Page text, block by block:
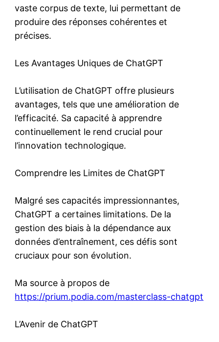
vaste corpus de texte, lui permettant de
produire des réponses cohérentes et
précises.
Les Avantages Uniques de ChatGPT
L’utilisation de ChatGPT offre plusieurs
avantages, tels que une amélioration de
l’efficacité. Sa capacité à apprendre
continuellement le rend crucial pour
l’innovation technologique.
Comprendre les Limites de ChatGPT
Malgré ses capacités impressionnantes,
ChatGPT a certaines limitations. De la
gestion des biais à la dépendance aux
données d’entraînement, ces défis sont
cruciaux pour son évolution.
Ma source à propos de
https://prium.podia.com/masterclass-chatgpt
L’Avenir de ChatGPT